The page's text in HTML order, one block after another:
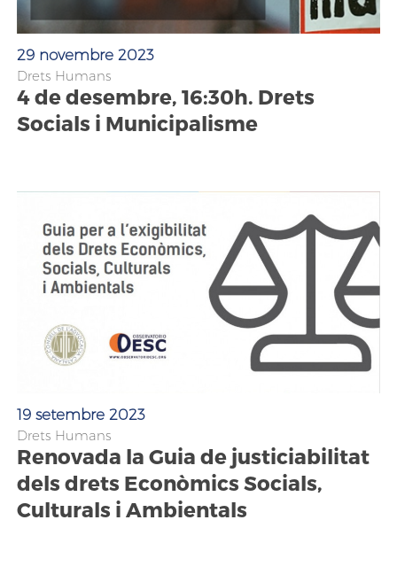
29 novembre 2023
Drets Humans
4 de desembre, 16:30h. Drets
Socials i Municipalisme
19 setembre 2023
Drets Humans
Renovada la Guia de justiciabilitat
dels drets Econòmics Socials,
Culturals i Ambientals